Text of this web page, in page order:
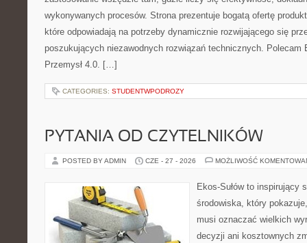
wykonywanych procesów. Strona prezentuje bogatą ofertę
które odpowiadają na potrzeby dynamicznie rozwijającego się
poszukujących niezawodnych rozwiązań technicznych. Polecam
Przemysł 4.0. […]
CATEGORIES: STUDENTWPODROZY
PYTANIA OD CZYTELNIKÓW
POSTED BY ADMIN CZE - 27 - 2026 MOŻLIWOŚĆ
Ekos-Sułów to inspirujący
środowiska, który
musi oznaczać wielkich
decyzji ani kosztownych